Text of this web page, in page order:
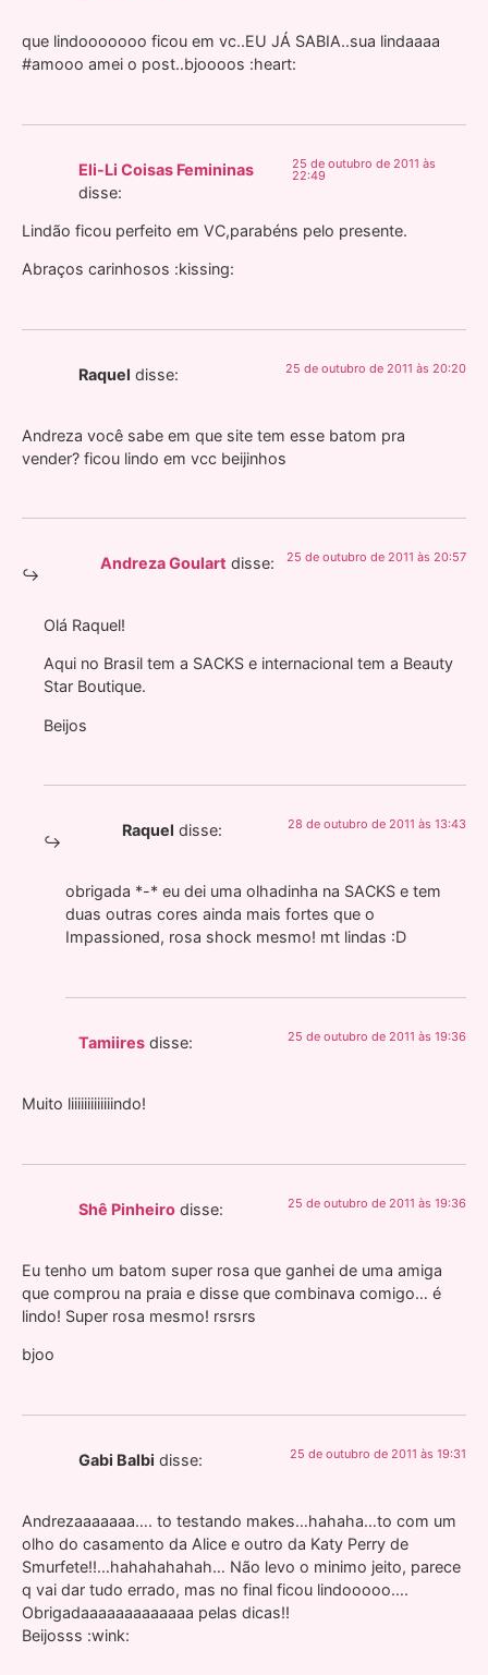
que lindooooooo ficou em vc..EU JÁ SABIA..sua lindaaaa
#amooo amei o post..bjoooos :heart:
Eli-Li Coisas Femininas
disse:
25 de outubro de 2011 às
22:49
Lindão ficou perfeito em VC,parabéns pelo presente.
Abraços carinhosos :kissing:
Raquel disse: 25 de outubro de 2011 às 20:20
Andreza você sabe em que site tem esse batom pra
vender? ficou lindo em vcc beijinhos
Andreza Goulart disse: 25 de outubro de 2011 às 20:57
Olá Raquel!
Aqui no Brasil tem a SACKS e internacional tem a Beauty
Star Boutique.
Beijos
Raquel disse: 28 de outubro de 2011 às 13:43
obrigada *-* eu dei uma olhadinha na SACKS e tem
duas outras cores ainda mais fortes que o
Impassioned, rosa shock mesmo! mt lindas :D
Tamiires disse: 25 de outubro de 2011 às 19:36
Muito liiiiiiiiiiiiindo!
Shê Pinheiro disse: 25 de outubro de 2011 às 19:36
Eu tenho um batom super rosa que ganhei de uma amiga
que comprou na praia e disse que combinava comigo… é
lindo! Super rosa mesmo! rsrsrs
bjoo
Gabi Balbi disse: 25 de outubro de 2011 às 19:31
Andrezaaaaaaa…. to testando makes…hahaha…to com um
olho do casamento da Alice e outro da Katy Perry de
Smurfete!!…hahahahahah… Não levo o minimo jeito, parece
q vai dar tudo errado, mas no final ficou lindooooo….
Obrigadaaaaaaaaaaaaa pelas dicas!!
Beijosss :wink: